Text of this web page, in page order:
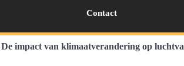
Contact
De impact van klimaatverandering op